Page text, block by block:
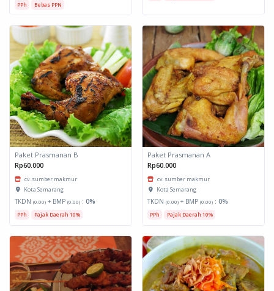
PPh Bebas PPN
Paket Prasmanan B
Rp60.000
cv. sumber makmur
Kota Semarang
TKDN (0.00) + BMP (0.00) : 0%
PPh Pajak Daerah 10%
Paket Prasmanan A
Rp60.000
cv. sumber makmur
Kota Semarang
TKDN (0.00) + BMP (0.00) : 0%
PPh Pajak Daerah 10%